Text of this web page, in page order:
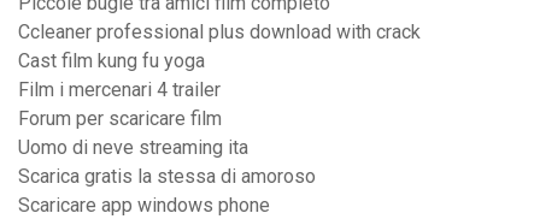
Ccleaner professional plus download with crack
Cast film kung fu yoga
Film i mercenari 4 trailer
Forum per scaricare film
Uomo di neve streaming ita
Scarica gratis la stessa di amoroso
Scaricare app windows phone